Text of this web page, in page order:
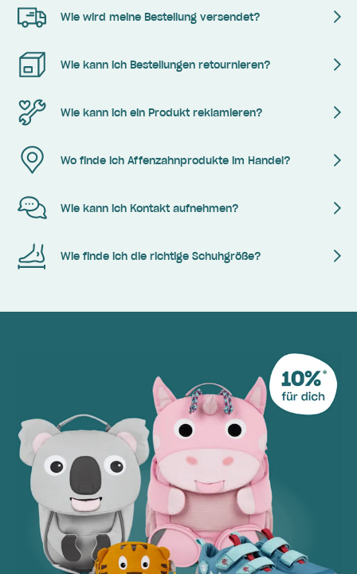
Wie wird meine Bestellung versendet?
Wie kann ich Bestellungen retournieren?
Wie kann ich ein Produkt reklamieren?
Wo finde ich Affenzahnprodukte im Handel?
Wie kann ich Kontakt aufnehmen?
Wie finde ich die richtige Schuhgröße?